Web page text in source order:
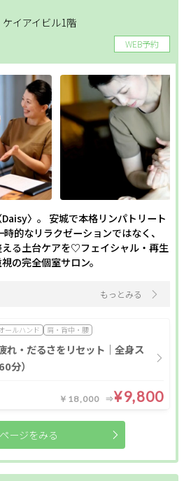
WEB予約
イアイビル1階
〉。 安城で本格リンパトリート
的なリラクゼーションではなく、
る土台ケアを♡フェイシャル・再生
の完全個室サロン。
もっとみる
ールハンド 肩・背中・腰
れ・だるさをリセット｜全身ス
分）
￥18,000 ¥9,800
ージをみる